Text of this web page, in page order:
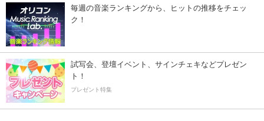
毎週の音楽ランキングから、ヒットの推移をチェッ
ク！
試写会、登壇イベント、サインチェキなどプレゼン
ト！
プレゼント特集